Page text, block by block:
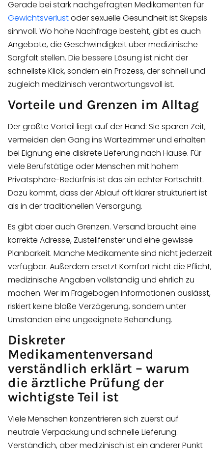
Gerade bei stark nachgefragten Medikamenten für
Gewichtsverlustoder sexuelle Gesundheit ist Skepsis
sinnvoll. Wo hohe Nachfrage besteht, gibt es auch
Angebote, die Geschwindigkeit über medizinische
Sorgfalt stellen. Die bessere Lösung ist nicht der
schnellste Klick, sondern ein Prozess, der schnell und
zugleich medizinisch verantwortungsvoll ist.
Vorteile und Grenzen im Alltag
Der größte Vorteil liegt auf der Hand: Sie sparen Zeit,
vermeiden den Gang ins Wartezimmer und erhalten
bei Eignung eine diskrete Lieferung nach Hause. Für
viele Berufstätige oder Menschen mit hohem
Privatsphäre-Bedürfnis ist das ein echter Fortschritt.
Dazu kommt, dass der Ablauf oft klarer strukturiert ist
als in der traditionellen Versorgung.
Es gibt aber auch Grenzen. Versand braucht eine
korrekte Adresse, Zustellfenster und eine gewisse
Planbarkeit. Manche Medikamente sind nicht jederzeit
verfügbar. Außerdem ersetzt Komfort nicht die Pflicht,
medizinische Angaben vollständig und ehrlich zu
machen. Wer im Fragebogen Informationen auslässt,
riskiert keine bloße Verzögerung, sondern unter
Umständen eine ungeeignete Behandlung.
Diskreter
Medikamentenversand
verständlich erklärt – warum
die ärztliche Prüfung der
wichtigste Teil ist
Viele Menschen konzentrieren sich zuerst auf
neutrale Verpackung und schnelle Lieferung.
Verständlich, aber medizinisch ist ein anderer Punkt